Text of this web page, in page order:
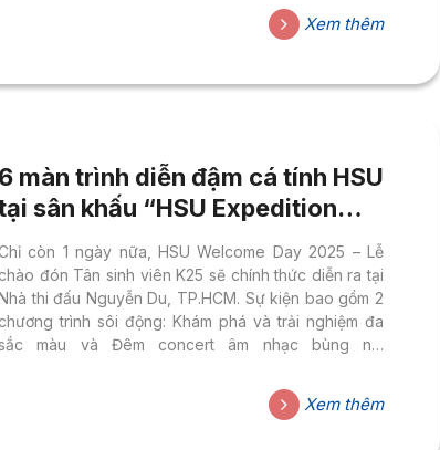
cũ) vào năm 2025, hai chị em đã mong muốn trở
thành sinh viên Đại học Hoa Sen. Tuy nhiên, sau khi
học...
Xem thêm
6 màn trình diễn đậm cá tính HSU
sân khấu “HSU Expedition
2025″
còn 1 ngày nữa, HSU Welcome Day 2025 – Lễ
chào đón Tân sinh viên K25 sẽ chính thức diễn ra tại
thi đấu Nguyễn Du, TP.HCM. Sự kiện bao gồm 2
chương trình sôi động: Khám phá và trải nghiệm đa
màu và Đêm concert âm nhạc bùng nổ.
tham gia HSU Welcome Day 2025 Sân khấu “HSU
Expedition 2025” sẽ chào đón dàn nghệ sĩ khách mời
Xem thêm